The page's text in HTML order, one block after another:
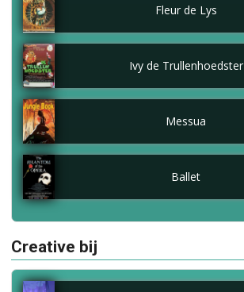
Fleur de Lys
Ivy de Trullenhoedster
Messua
Ballet
Creative bij